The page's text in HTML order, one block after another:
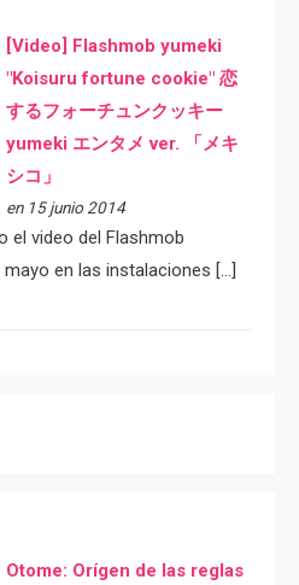
[Video] Flashmob yumeki
"Koisuru fortune cookie" 恋
するフォーチュンクッキー
yumeki エンタメ ver. 「メキ
シコ」
en 15 junio 2014
el video del Flashmob
en las instalaciones […]
Otome: Orígen de las reglas